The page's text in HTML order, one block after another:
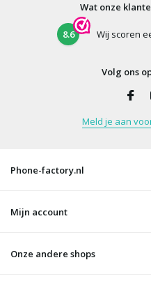
Wat onze
8.6 Wij scoren
Volg ons
Meld je aan
Phone-factory.nl
Mijn account
Onze andere shops